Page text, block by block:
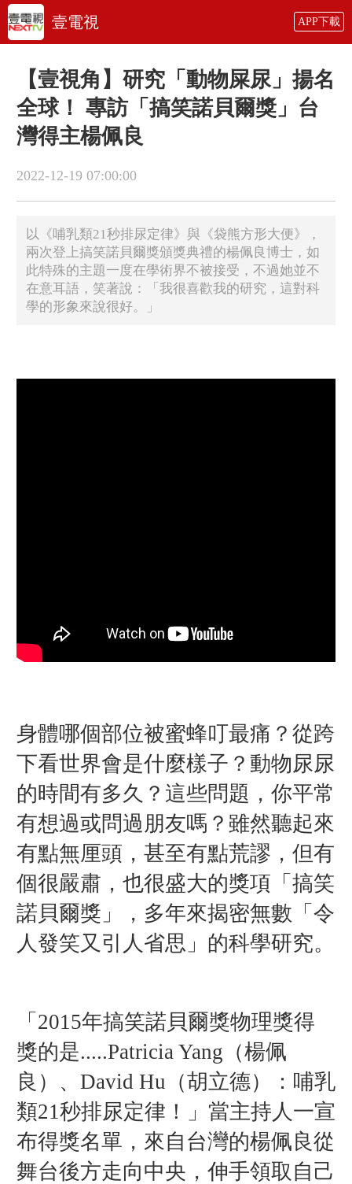
壹電視 APP下載
【壹視角】研究「動物屎尿」揚名
全球！ 專訪「搞笑諾貝爾獎」台
灣得主楊佩良
2022-12-19 07:00:00
以《哺乳類21秒排尿定律》與《袋熊方形大便》，
兩次登上搞笑諾貝爾獎頒獎典禮的楊佩良博士，如
此特殊的主題一度在學術界不被接受，不過她並不
在意耳語，笑著說：「我很喜歡我的研究，這對科
學的形象來說很好。」
身體哪個部位被蜜蜂叮最痛？從跨
下看世界會是什麼樣子？動物尿尿
的時間有多久？這些問題，你平常
有想過或問過朋友嗎？雖然聽起來
有點無厘頭，甚至有點荒謬，但有
個很嚴肅，也很盛大的獎項「搞笑
諾貝爾獎」，多年來揭密無數「令
人發笑又引人省思」的科學研究。
「2015年搞笑諾貝爾獎物理獎得
獎的是.....Patricia Yang（楊佩
良）、David Hu（胡立德）：哺乳
類21秒排尿定律！」當主持人一宣
布得獎名單，來自台灣的楊佩良從
舞台後方走向中央，伸手領取自己